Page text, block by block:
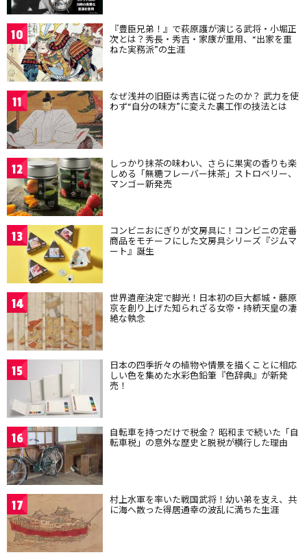
10 『豊臣兄弟！』で萩原護が演じる武将・小堀正
次とは？秀長・秀吉・家康が重用、“出家を重
ねた実務派”の生涯
11 なぜ浅井の旧臣は秀吉に従ったのか？ 武力を使
わず“自分の味方”に変えた裏工作の技法とは
12 しっかり抹茶の味わい、さらに果実の香りも楽
しめる「無糖フレーバー抹茶」ストロベリー、
マンゴー新発売
13 コンビニおにぎりが文房具に！コンビニの定番
商品をモチーフにした文房具シリーズ『ジムマ
ート』誕生
14 世界遺産決定で脚光！日本初の巨大都城・藤原
京を創り上げた知られざる女帝・持統天皇の凄
絶な執念
15 日本の四季折々の植物や情景を描くことに相応
しい色を集めた水彩色鉛筆『色辞典』が新発
売！
16 自転車を持つだけで税金？ 昭和まで続いた「自
転車税」の意外な歴史と脱税が横行した理由
17 村上水軍を率いた戦国武将！幼い弟を支え、共
に海へ散った得居通幸の波乱に満ちた生涯